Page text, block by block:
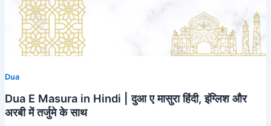
Dua
Dua E Masura in Hindi | दुआ ए मासुरा हिंदी, इंग्लिश और
अरबी में तर्जुमे के साथ